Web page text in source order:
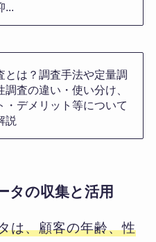
...
とは？調査手法や定量調
調査の違い・使い分け、
・デメリット等について
説
タの収集と活用
は、顧客の年齢、性